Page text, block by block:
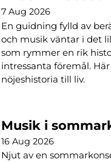
7 Aug 2026
En guidning fylld av
och musik väntar i det
som rymmer en rik
intressanta föremål.
nöjeshistoria till liv.
Musik i
16 Aug 2026
Njut av en